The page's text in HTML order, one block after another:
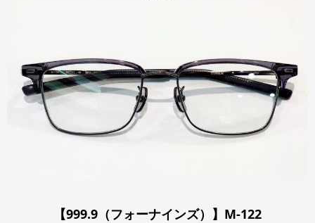
【999.9（フォーナインズ）】M-122